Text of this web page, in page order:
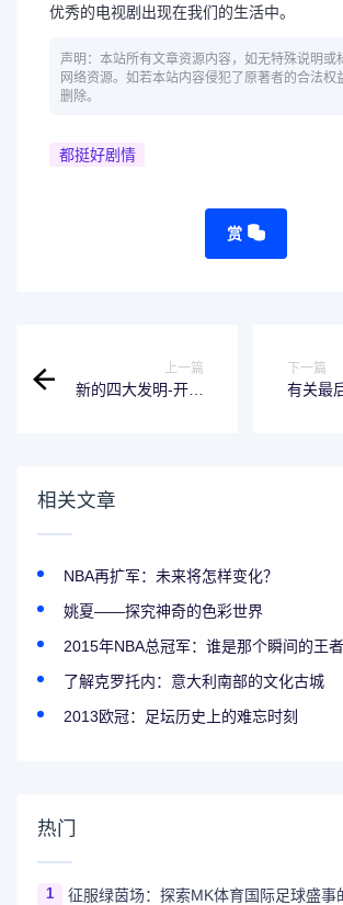
优秀的电视剧出现在我们的生活中。
声明：本站所有文章资源内容，如无特殊说明或
网络资源。如若本站内容侵犯了原著者的合法权
删除。
都挺好剧情
赏
上一篇
新的四大发明-开启
下一篇
有关最
相关文章
NBA再扩军：未来将怎样变化？
姚夏——探究神奇的色彩世界
2015年NBA总冠军：谁是那个瞬间的王者
了解克罗托内：意大利南部的文化古城
2013欧冠：足坛历史上的难忘时刻
热门
1 征服绿茵场：探索MK体育国际足球盛事